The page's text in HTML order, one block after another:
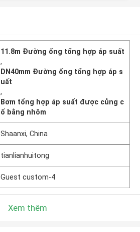
11.8m Đường ống tổng hợp áp suất
,
DN40mm Đường ống tổng hợp áp s
uất
,
Bơm tổng hợp áp suất được củng c
ố bằng nhôm
Shaanxi, China
tianlianhuitong
Guest custom-4
Xem thêm